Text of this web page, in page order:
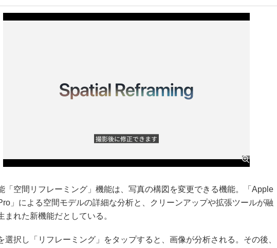
空間リフレーミング」機能は、写真の構図を変更できる機能。「Apple
」による空間モデルの詳細な分析と、クリーンアップや拡張ツールが融
まれた新機能だとしている。
択し「リフレーミング」をタップすると、画像が分析される。その後、